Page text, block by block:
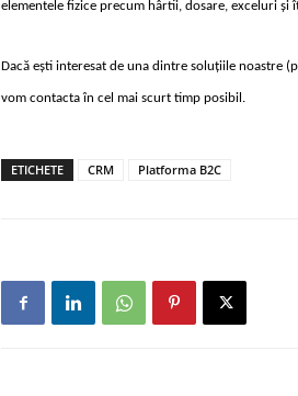
elementele fizice precum hârtii, dosare, exceluri
Dacă ești interesat de una dintre soluțiile noastre
vom contacta în cel mai scurt timp posibil.
ETICHETE CRM Platforma B2C